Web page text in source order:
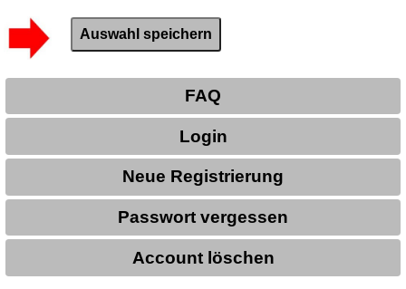
FAQ
Login
Neue Registrierung
Passwort vergessen
Account löschen